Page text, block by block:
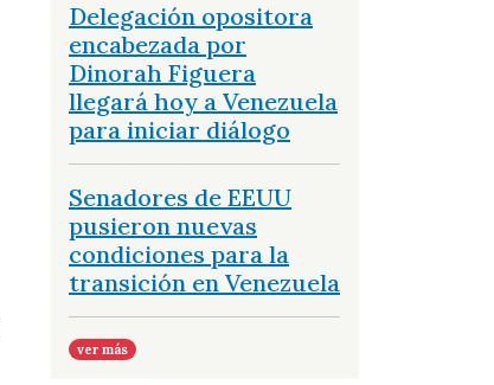
Delegación opositora
encabezada por
Dinorah Figuera
llegará hoy a Venezuela
para iniciar diálogo
Senadores de EEUU
pusieron nuevas
condiciones para la
transición en Venezuela
ver más